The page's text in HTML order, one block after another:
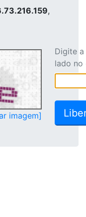
,
imagem]
Digite
lado no